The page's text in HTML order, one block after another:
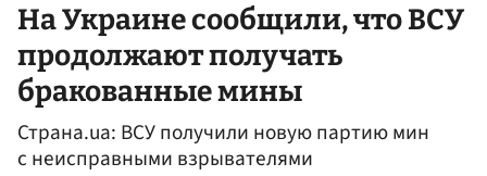
На Украине сообщили, что ВСУ
продолжают получать
бракованные мины
Страна.ua: ВСУ получили новую партию мин
с неисправными взрывателями